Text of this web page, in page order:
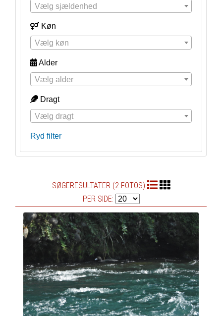
Vælg sjældenhed
Køn
Vælg køn
Alder
Vælg alder
Dragt
Vælg dragt
Ryd filter
SØGERESULTATER (2 FOTOS)
PER SIDE: